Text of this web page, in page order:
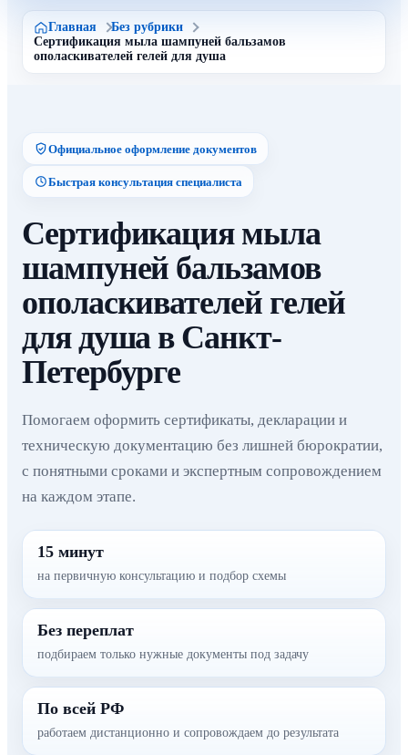
Главная
Без рубрики
Сертификация мыла шампуней бальзамов
ополаскивателей гелей для душа
Официальное оформление документов
Быстрая консультация специалиста
Сертификация мыла
шампуней бальзамов
ополаскивателей гелей
для душа в Санкт-
Петербурге
Помогаем оформить сертификаты, декларации и
техническую документацию без лишней бюрократии,
с понятными сроками и экспертным сопровождением
на каждом этапе.
15 минут
на первичную консультацию и подбор схемы
Без переплат
подбираем только нужные документы под задачу
По всей РФ
работаем дистанционно и сопровождаем до результата